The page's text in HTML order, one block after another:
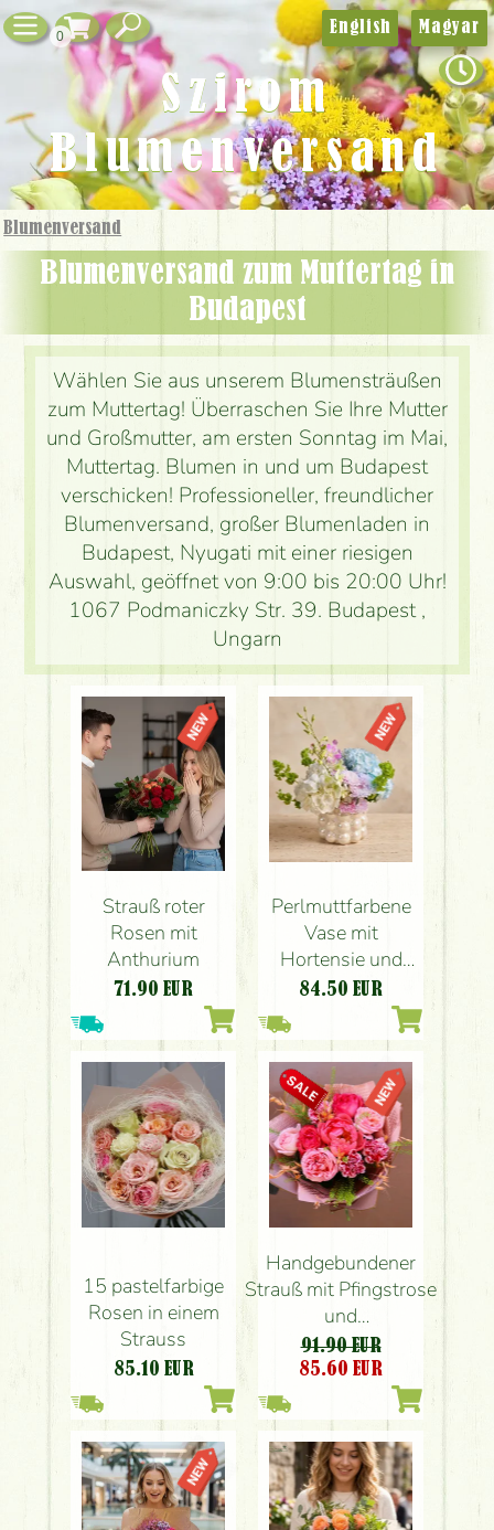
0
Blumenversand
Blumenversand zum Muttertag in
Budapest
Wählen Sie aus unserem Blumensträußen
zum Muttertag! Überraschen Sie Ihre Mutter
und Großmutter, am ersten Sonntag im Mai,
Muttertag. Blumen in und um Budapest
verschicken! Professioneller, freundlicher
Blumenversand, großer Blumenladen in
Budapest, Nyugati mit einer riesigen
Auswahl, geöffnet von 9:00 bis 20:00 Uhr!
1067 Podmaniczky Str. 39. Budapest ,
Ungarn
Strauß roter
Rosen mit
Anthurium
71.90 EUR
Perlmuttfarbene
Vase mit
Hortensie und
Orchidee
84.50 EUR
15 pastelfarbige
Rosen in einem
Strauss
85.10 EUR
Handgebundener
Strauß mit Pfingstrose
und
pfingstrosenblühenden
englischen Rosen
91.90 EUR
85.60 EUR
English Magyar
Szirom
Blumenversand